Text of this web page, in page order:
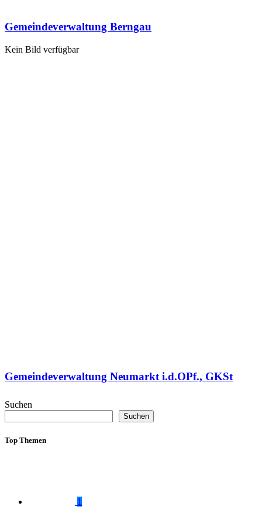
Gemeindeverwaltung Berngau
Kein Bild verfügbar
Gemeindeverwaltung Neumarkt i.d.OPf., GKSt
Suchen
Suchen
Top Themen
1